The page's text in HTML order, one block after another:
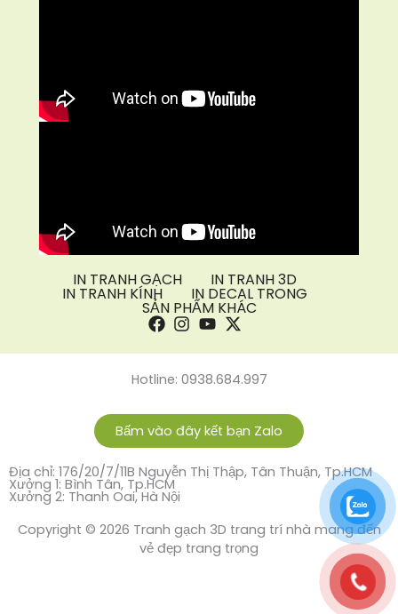
IN TRANH GẠCH IN TRANH 3D
IN TRANH KÍNH IN DECAL TRONG
SẢN PHẨM KHÁC
Hotline: 0938.684.997
Bấm vào đây kết bạn Zalo
Địa chỉ: 176/20/7/11B Nguyễn Thị Thập, Tân Thuận, Tp.HCM
Xưởng 1: Bình Tân, Tp.HCM
Xưởng 2: Thanh Oai, Hà Nội
Copyright © 2026 Tranh gạch 3D trang trí nhà mang đến
vẻ đẹp trang trọng